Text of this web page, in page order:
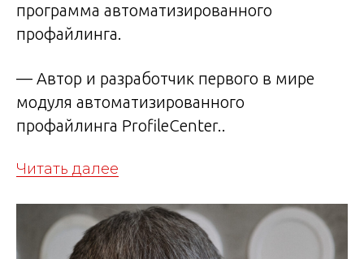
программа автоматизированного
профайлинга.
— Автор и разработчик первого в мире
модуля автоматизированного
профайлинга ProfileCenter..
Читать далее